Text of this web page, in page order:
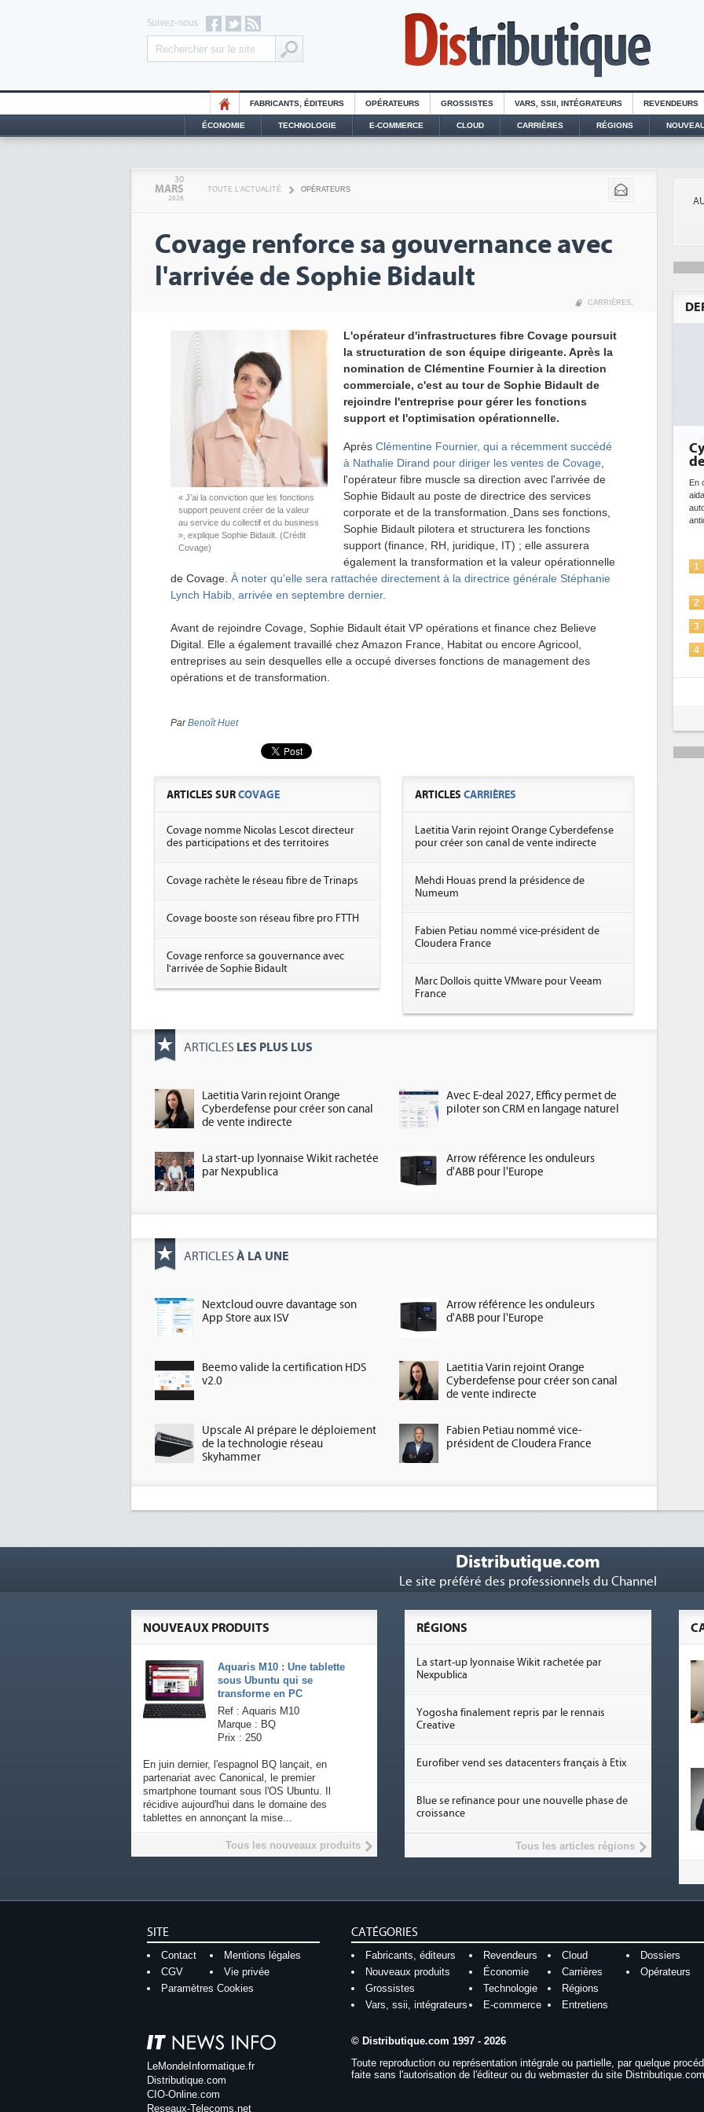
Suivez-nous
FABRICANTS, ÉDITEURS OPÉRATEURS GROSSISTES VARS, SSII, INTÉGRATEURS REVENDEURS
ÉCONOMIE TECHNOLOGIE E-COMMERCE CLOUD CARRIÈRES RÉGIONS
30
MARS
2026
TOUTE L'ACTUALITÉ OPÉRATEURS
Covage renforce sa gouvernance avec
l'arrivée de Sophie Bidault
CARRIÈRES,
« J’ai la conviction que les fonctions
support peuvent créer de la valeur
au service du collectif et du business
», explique Sophie Bidault. (Crédit
Covage)
L'opérateur d'infrastructures fibre Covage poursuit
la structuration de son équipe dirigeante. Après la
nomination de Clémentine Fournier à la direction
commerciale, c'est au tour de Sophie Bidault de
rejoindre l'entreprise pour gérer les fonctions
support et l'optimisation opérationnelle.
Après Clémentine Fournier, qui a récemment succédé
à Nathalie Dirand pour diriger les ventes de Covage
l'opérateur fibre muscle sa direction avec l'arrivée de
Sophie Bidault au poste de directrice des services
corporate et de la transformation.
Dans ses fonctions,
Sophie Bidault pilotera et structurera les fonctions
support (finance, RH, juridique, IT) ; elle assurera
également la transformation et la valeur opérationnelle
de Covage. À noter qu'elle sera rattachée directement à la directrice générale Stéphanie
Lynch Habib, arrivée en septembre dernier.
Avant de rejoindre Covage, Sophie Bidault était VP opérations et finance chez Believe
Digital. Elle a également travaillé chez Amazon France, Habitat ou encore Agricool,
entreprises au sein desquelles elle a occupé diverses fonctions de management des
opérations et de transformation.
ParBenoît Huet
ARTICLES SURCOVAGE
Covage nomme Nicolas Lescot directeur
des participations et des territoires
Covage rachète le réseau fibre de Trinaps
Covage booste son réseau fibre pro FTTH
Covage renforce sa gouvernance avec
l'arrivée de Sophie Bidault
ARTICLESCARRIÈRES
Laetitia Varin rejoint Orange Cyberdefense
pour créer son canal de vente indirecte
Mehdi Houas prend la présidence de
Numeum
Fabien Petiau nommé vice-président de
Cloudera France
Marc Dollois quitte VMware pour Veeam
France
ARTICLES LES PLUS LUS
Laetitia Varin rejoint Orange
Cyberdefense pour créer son canal
de vente indirecte
Avec E-deal 2027, Efficy permet de
piloter son CRM en langage naturel
La start-up lyonnaise Wikit rachetée
par Nexpublica
Arrow référence les onduleurs
d'ABB pour l'Europe
ARTICLES À LA UNE
Nextcloud ouvre davantage son
App Store aux ISV
Arrow référence les onduleurs
d'ABB pour l'Europe
Beemo valide la certification HDS
v2.0
Laetitia Varin rejoint Orange
Cyberdefense pour créer son canal
de vente indirecte
Upscale AI prépare le déploiement
de la technologie réseau
Skyhammer
Fabien Petiau nommé vice-
président de Cloudera France
En
1
2
3
4
Distributique.com
Le site préféré des professionnels du Channel
NOUVEAUX PRODUITS
Aquaris M10 : Une tablette
sous Ubuntu qui se
transforme en PC
Ref : Aquaris M10
Marque : BQ
Prix : 250
En juin dernier, l'espagnol BQ lançait, en
partenariat avec Canonical, le premier
smartphone tournant sous l'OS Ubuntu. Il
récidive aujourd'hui dans le domaine des
tablettes en annonçant la mise...
Tous les nouveaux produits
RÉGIONS
La start-up lyonnaise Wikit rachetée par
Nexpublica
Yogosha finalement repris par le rennais
Creative
Eurofiber vend ses datacenters français à Etix
Blue se refinance pour une nouvelle phase de
croissance
Tous les articles régions
SITE
Contact
Mentions légales
CGV
Vie privée
Paramètres Cookies
CATÉGORIES
Fabricants, éditeurs Revendeurs Cloud
Dossiers
Nouveaux produits
Économie Carrières
Opérateurs
Grossistes
Technologie
Régions
Vars, ssii, intégrateurs
E-commerce Entretiens
LeMondeInformatique.fr
Distributique.com
CIO-Online.com
Reseaux-Telecoms.net
© Distributique.com 1997 - 2026
Toute reproduction ou représentation intégrale ou partielle, par quelque
faite sans l'autorisation de l'éditeur ou du webmaster du site